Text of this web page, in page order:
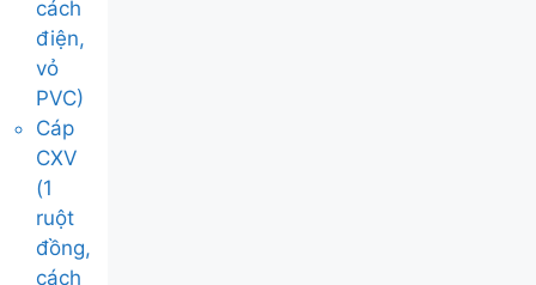
cách
điện,
vỏ
PVC)
Cáp
CXV
(1
ruột
đồng,
cách